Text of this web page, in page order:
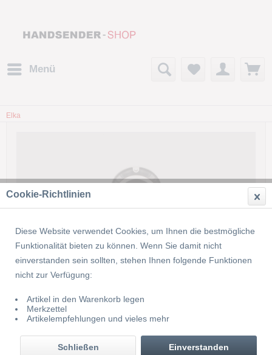
Menü
Elka
Dieses Produkt wird nicht mehr
Tedsen SKX 2 GS 433 Mhz 2 Kanal
Handsender
Cookie-Richtlinien
Diese Website verwendet Cookies, um Ihnen die bestmögliche
Funktionalität bieten zu können. Wenn Sie damit nicht
einverstanden sein sollten, stehen Ihnen folgende Funktionen
nicht zur Verfügung:
Artikel in den Warenkorb legen
Merkzettel
Artikelempfehlungen und vieles mehr
Einverstanden
Schließen